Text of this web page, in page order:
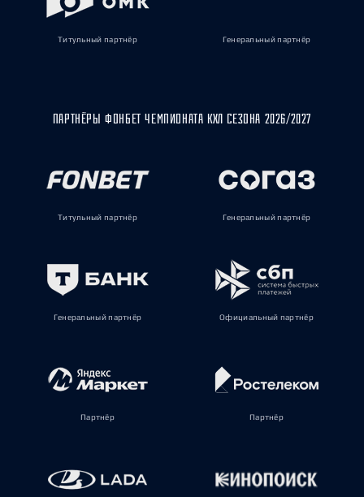
Титульный партнёр Генеральный партнёр
ПАРТНЁРЫ ФОНБЕТ ЧЕМПИОНАТА КХЛ СЕЗОНА 2026/2027
Титульный партнёр Генеральный партнёр
Генеральный партнёр Официальный партнёр
Партнёр Партнёр